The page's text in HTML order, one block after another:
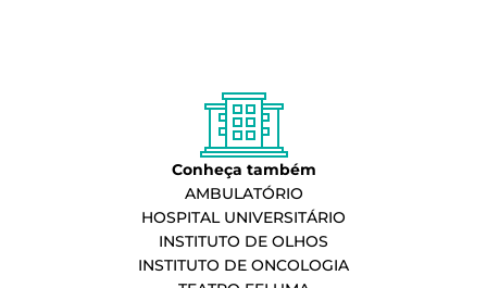
Conheça também
AMBULATÓRIO
HOSPITAL UNIVERSITÁRIO
INSTITUTO DE OLHOS
INSTITUTO DE ONCOLOGIA